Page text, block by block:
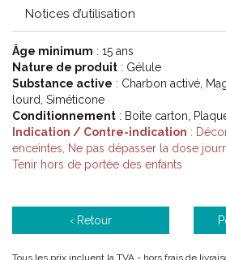
Notices d’utilisation
Âge minimum : 15 ans
Nature de produit : Gélule
Substance active : Charbon activé,
lourd, Siméticone
Conditionnement : Boite carton,
Indication / Contre-indication :
enceintes, Ne pas dépasser la dose
Tenir hors de portée des enfants
‹ Retour
Tous les prix incluent la TVA - hors frais de